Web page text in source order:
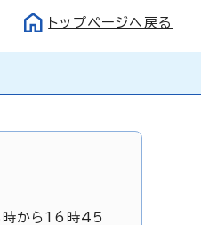
トップページへ戻る
時から16時45